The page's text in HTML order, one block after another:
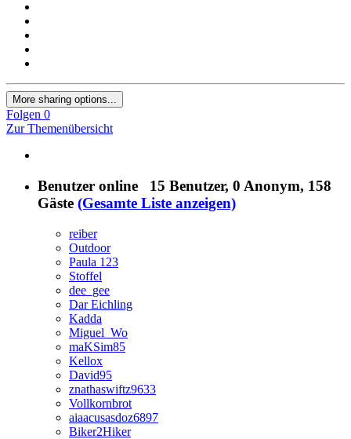
More sharing options...
Folgen 0
Zur Themenübersicht
Benutzer online 15 Benutzer, 0 Anonym, 158
Gäste (Gesamte Liste anzeigen)
reiber
Outdoor
Paula 123
Stoffel
dee_gee
Dar Eichling
Kadda
Miguel_Wo
maKSim85
Kellox
David95
znathaswiftz9633
Vollkornbrot
aiaacusasdoz6897
Biker2Hiker